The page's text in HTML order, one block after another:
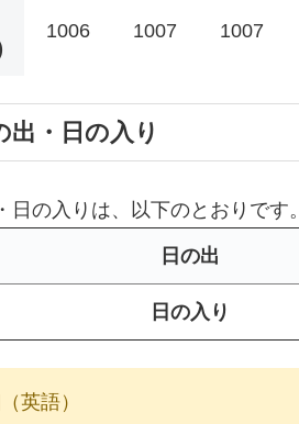
1006 1007 1007
出・日の入り
日の入りは、以下のとおりです。
日の出
日の入り
英語）